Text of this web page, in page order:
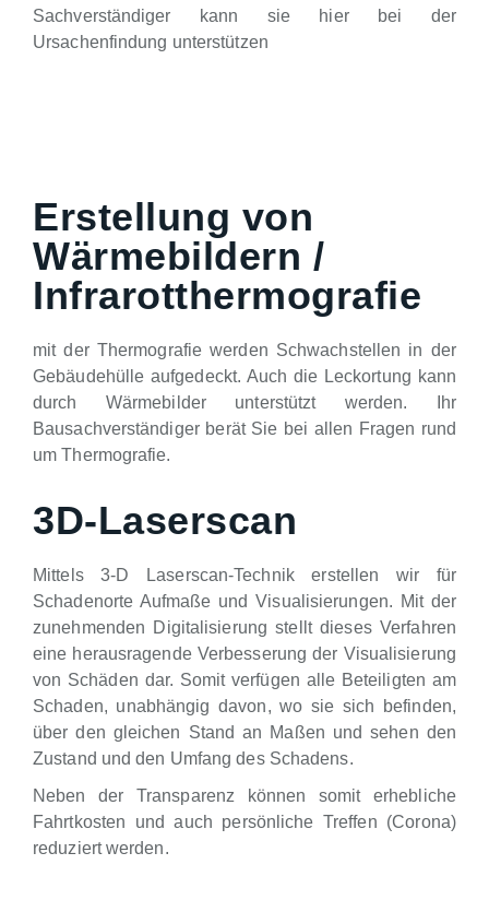
Sachverständiger kann sie hier bei der
Ursachenfindung unterstützen
Erstellung von
Wärmebildern /
Infrarotthermografie
mit der Thermografie werden Schwachstellen in der
Gebäudehülle aufgedeckt. Auch die Leckortung kann
durch Wärmebilder unterstützt werden. Ihr
Bausachverständiger berät Sie bei allen Fragen rund
um Thermografie.
3D-Laserscan
Mittels 3-D Laserscan-Technik erstellen wir für
Schadenorte Aufmaße und Visualisierungen. Mit der
zunehmenden Digitalisierung stellt dieses Verfahren
eine herausragende Verbesserung der Visualisierung
von Schäden dar. Somit verfügen alle Beteiligten am
Schaden, unabhängig davon, wo sie sich befinden,
über den gleichen Stand an Maßen und sehen den
Zustand und den Umfang des Schadens.
Neben der Transparenz können somit erhebliche
Fahrtkosten und auch persönliche Treffen (Corona)
reduziert werden.